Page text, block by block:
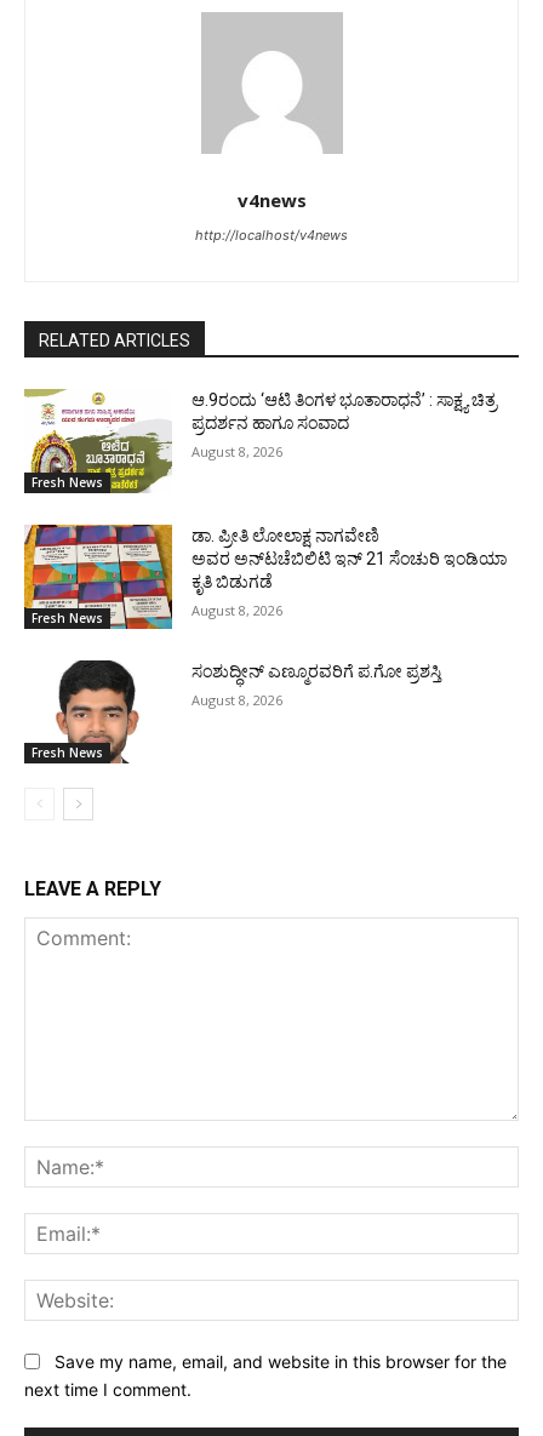
v4news
http://localhost/v4news
RELATED ARTICLES
Fresh News
ಆ.9ರಂದು ‘ಆಟಿ ತಿಂಗಳ ಭೂತಾರಾಧನೆ’ : ಸಾಕ್ಷ್ಯ ಚಿತ್ರ
ಪ್ರದರ್ಶನ ಹಾಗೂ ಸಂವಾದ
August 8, 2026
Fresh News
ಡಾ. ಪ್ರೀತಿ ಲೋಲಾಕ್ಷ ನಾಗವೇಣಿ
ಅವರ ಅನ್‌ಟಚೆಬಿಲಿಟಿ ಇನ್ 21 ಸೆಂಚುರಿ ಇಂಡಿಯಾ
ಕೃತಿ ಬಿಡುಗಡೆ
August 8, 2026
Fresh News
ಸಂಶುದ್ಧೀನ್ ಎಣ್ಮೂರವರಿಗೆ ಪ.ಗೋ ಪ್ರಶಸ್ತಿ
August 8, 2026
LEAVE A REPLY
Save my name, email, and website in this browser for the
next time I comment.